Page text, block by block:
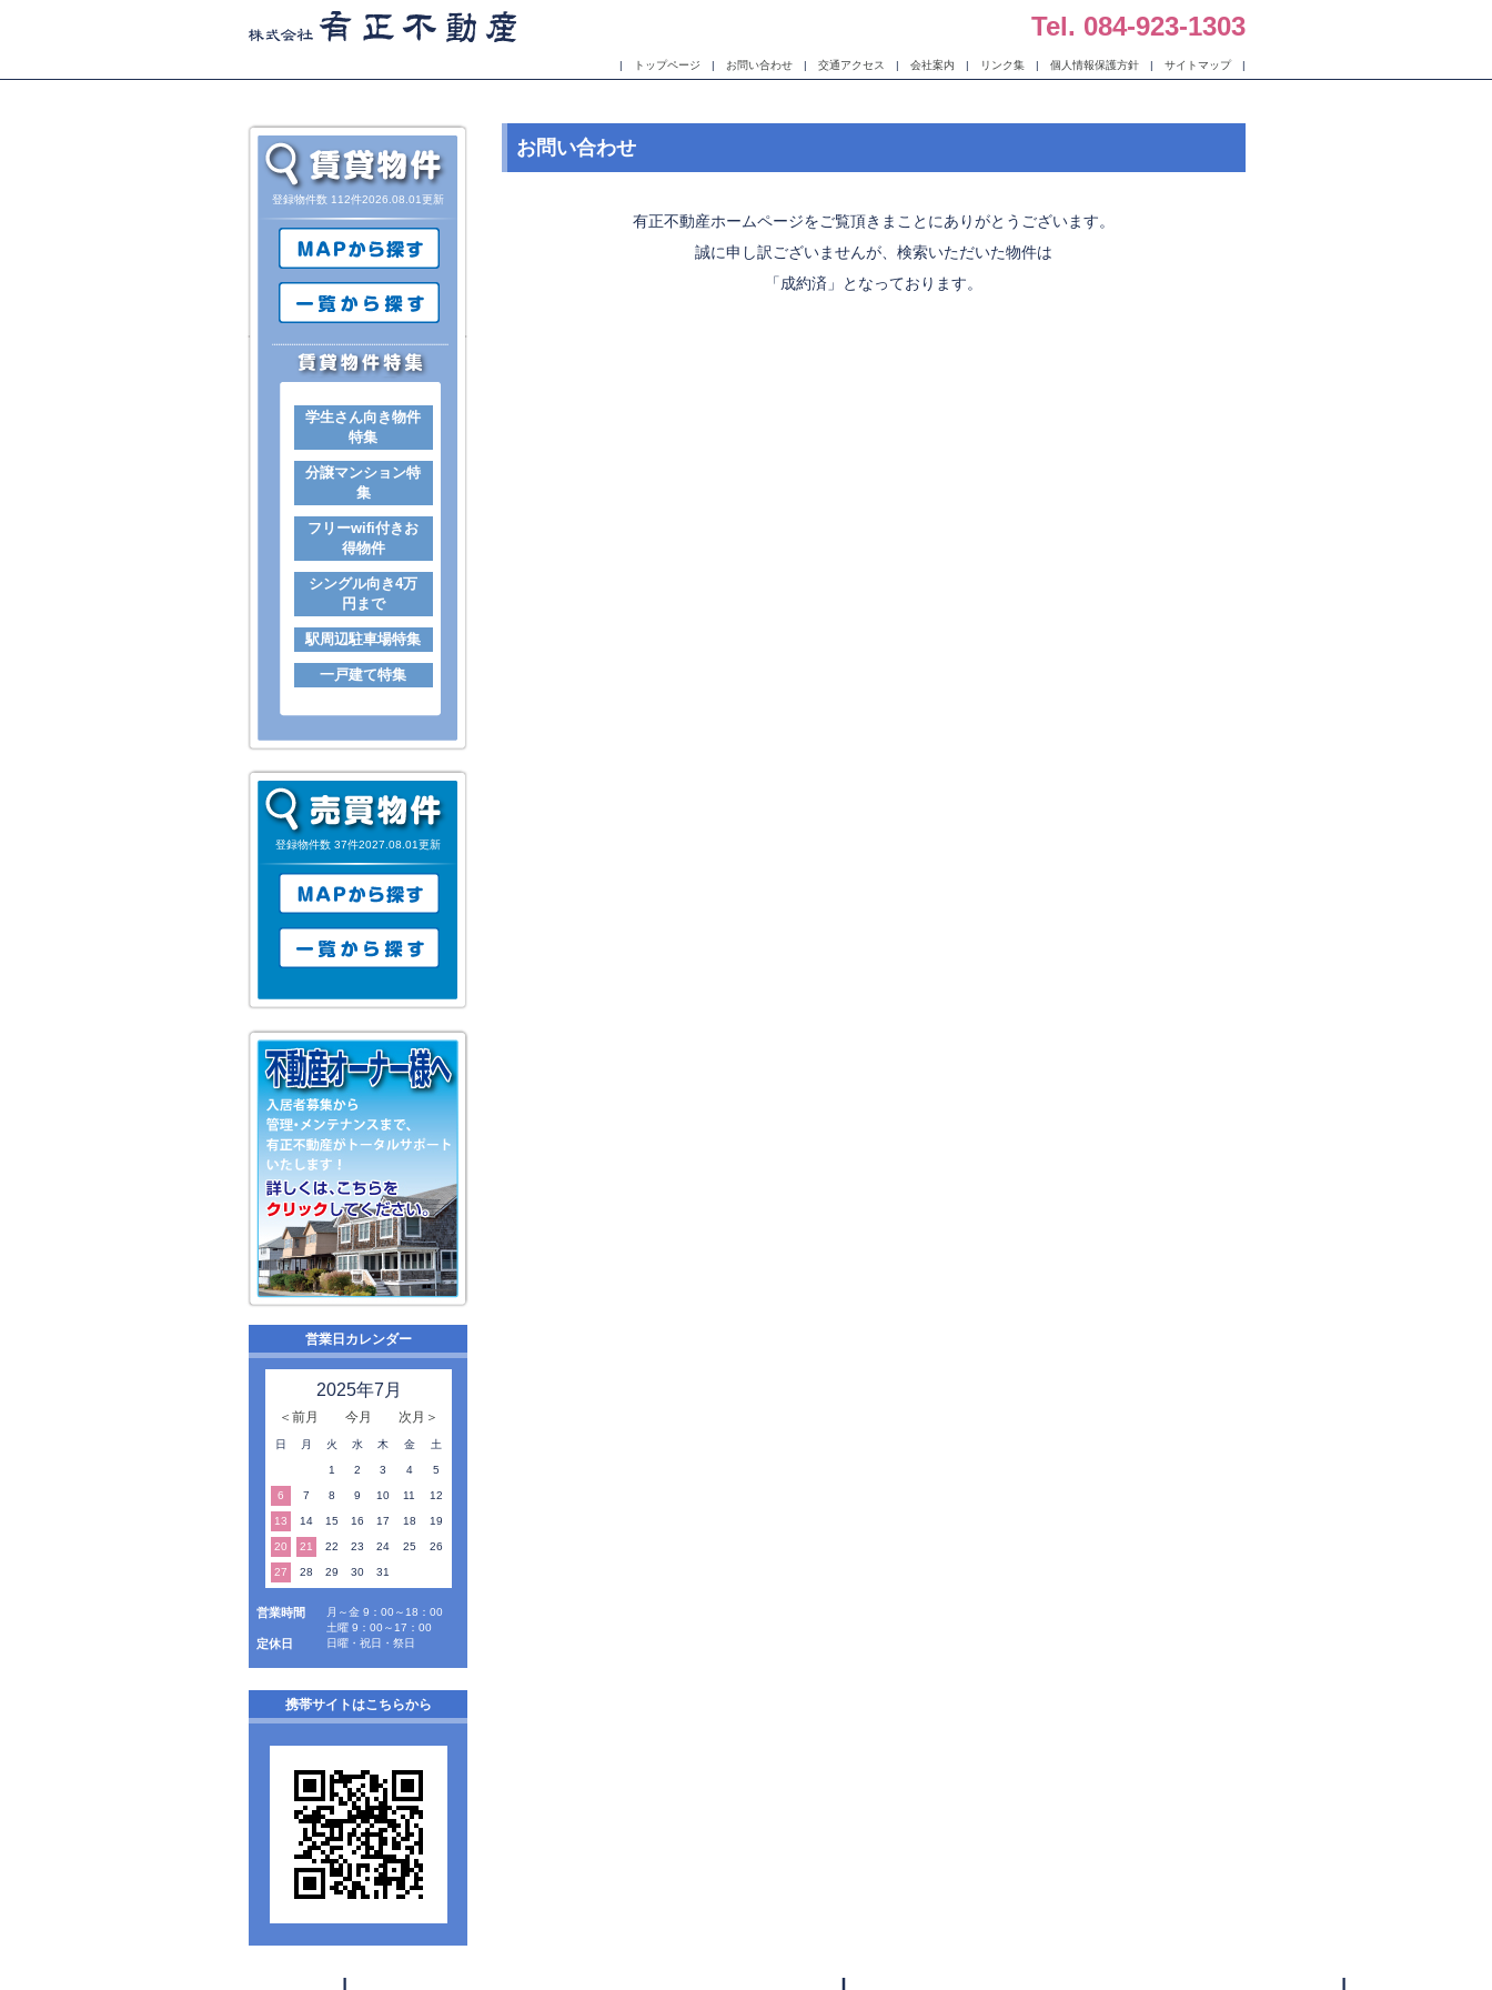
Tel. 084-923-1303
| トップページ | お問い合わせ | 交通アクセス | 会社案内 | リンク集 | 個人情報保護方針 | サイトマップ|
登録物件数 112件2026.08.01更新
学生さん向き物件
特集
分譲マンション特
集
フリーwifi付きお
得物件
シングル向き4万
円まで
駅周辺駐車場特集
一戸建て特集
登録物件数 37件2027.08.01更新
営業日カレンダー
2025年7月
＜前月 今月 次月＞
日 月 火 水 木 金 土
1 2 3 4 5
6 7 8 9 10 11 12
13 14 15 16 17 18 19
20 21 22 23 24 25 26
27 28 29 30 31
営業時間
月～金 9：00～18：00
土曜 9：00～17：00
定休日 日曜・祝日・祭日
携帯サイトはこちらから
お問い合わせ
有正不動産ホームページをご覧頂きまことにありがとうございます。
誠に申し訳ございませんが、検索いただいた物件は
「成約済」となっております。